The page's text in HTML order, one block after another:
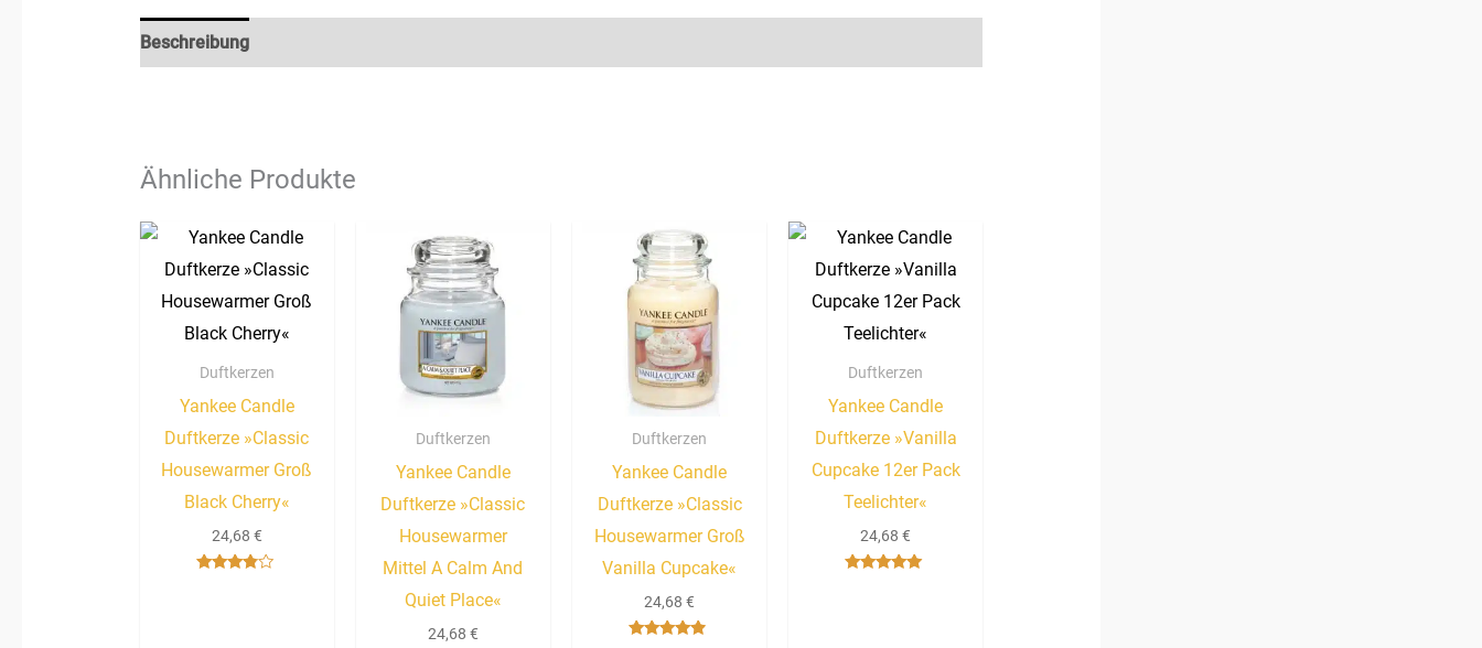
Beschreibung
Ähnliche Produkte
Duftkerzen
Yankee Candle
Duftkerze »Classic
Housewarmer Groß
Black Cherry«
24,68 €
Duftkerzen
Yankee Candle
Duftkerze »Classic
Housewarmer
Mittel A Calm And
Quiet Place«
24,68 €
Duftkerzen
Yankee Candle
Duftkerze »Classic
Housewarmer Groß
Vanilla Cupcake«
24,68€
Duftkerzen
Yankee Candle
Duftkerze »Vanilla
Cupcake 12er Pack
Teelichter«
24,68€